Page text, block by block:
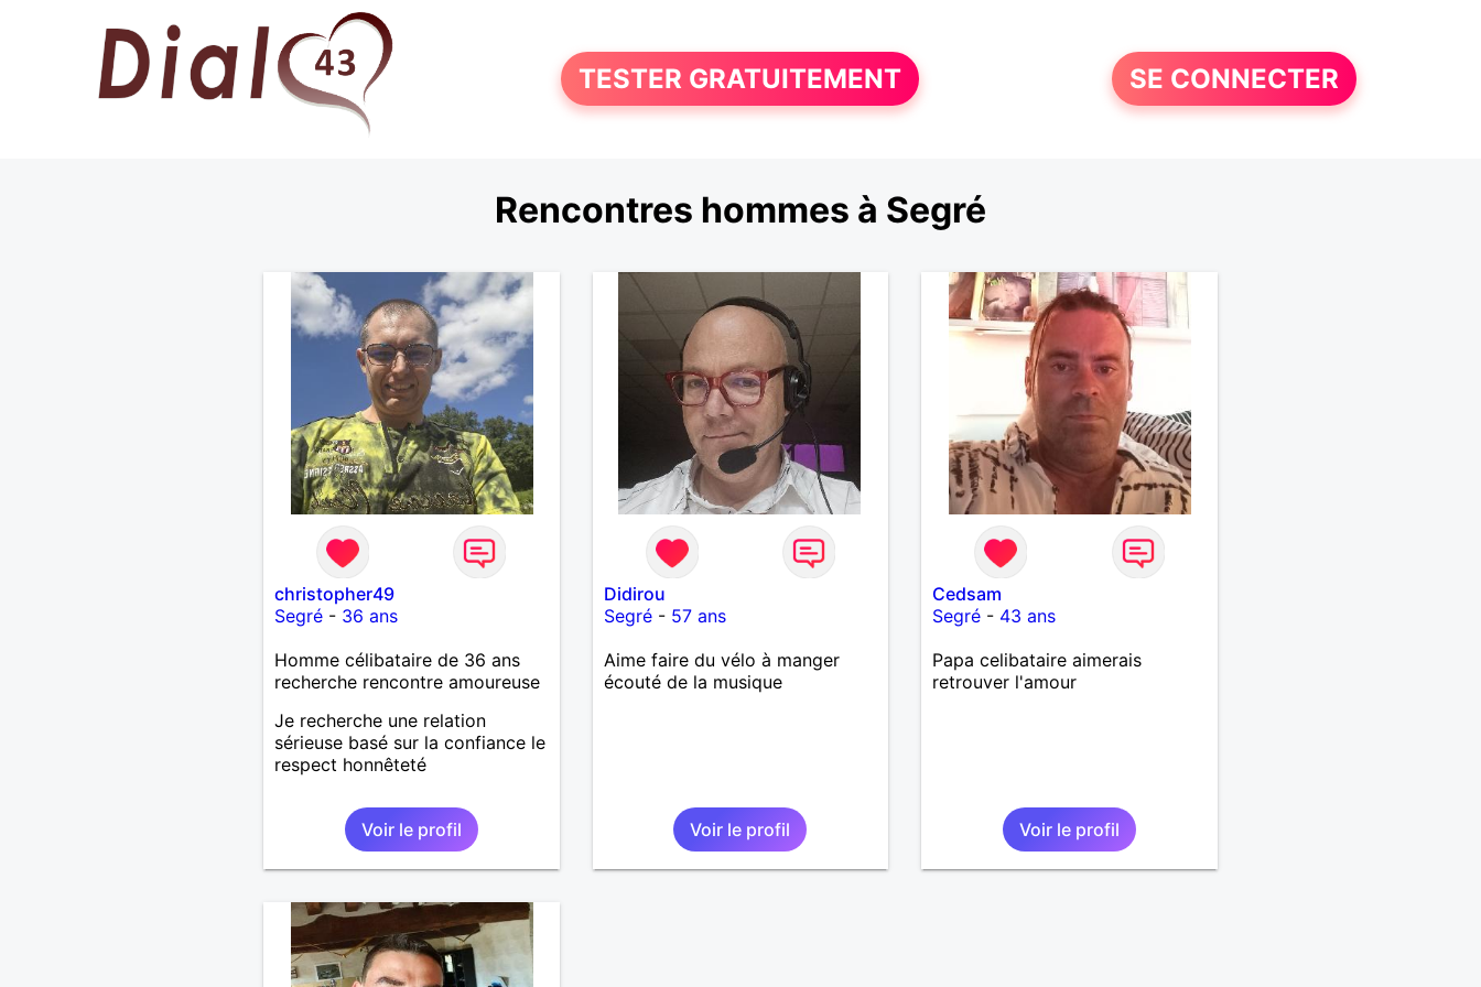
TESTER GRATUITEMENT SE CONNECTER
Rencontres hommes à Segré
christopher49
Segré- 36 ans
Homme célibataire de 36 ans
recherche rencontre amoureuse
Je recherche une relation
sérieuse basé sur la confiance le
respect honnêteté
Voir le profil
Didirou
Segré- 57 ans
Aime faire du vélo à manger
écouté de la musique
Voir le profil
Cedsam
Segré - 43 ans
Papa celibataire aimerais
retrouver l'amour
Voir le profil